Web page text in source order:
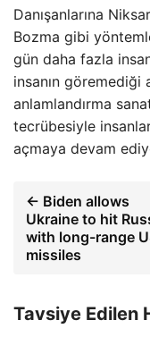
Danışanlarına
Bozma gibi
gün daha fazla
insanın göremediği
anlamlandırma
tecrübesiyle
açmaya devam
← Biden allows
Ukraine to hit
with long-range
missiles
Tavsiye Edilen